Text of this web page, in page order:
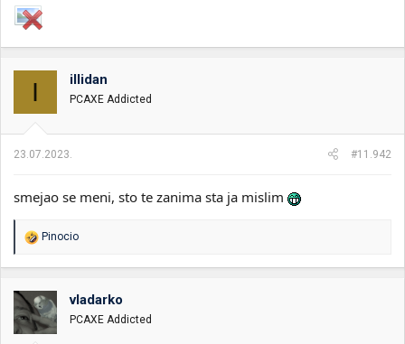
I illidan
PCAXE Addicted
23.07.2023. #11.942
smejao se meni, sto te zanima sta ja mislim
R
a
o
v
a
n
Pinocio
vladarko
PCAXE Addicted